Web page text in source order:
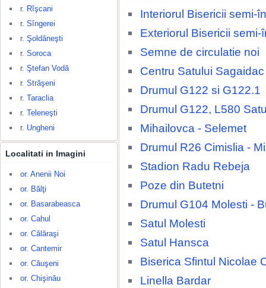
r. Rîşcani
r. Sîngerei
r. Şoldăneşti
r. Soroca
r. Ştefan Vodă
r. Străşeni
r. Taraclia
r. Teleneşti
r. Ungheni
Localitati in Imagini
or. Anenii Noi
or. Bălţi
or. Basarabeasca
or. Cahul
or. Călăraşi
or. Cantemir
or. Căuşeni
or. Chişinău
Interiorul Bisericii semi-
Exteriorul Bisericii
Semne de circulatie noi
Centru Satului Sagaidac
Drumul G122 si G122.1
Drumul G122, L580
Mihailovca - Selemet
Drumul R26 Cimislia -
Stadion Radu Rebeja
Poze din Butetni
Drumul G104 Molesti -
Satul Molesti
Satul Hansca
Biserica Sfintul Nicolae
Linella Bardar